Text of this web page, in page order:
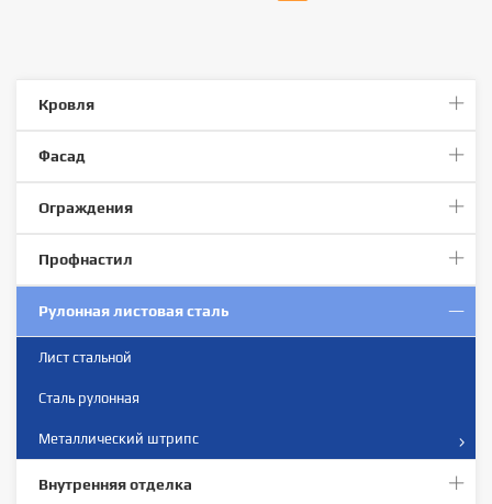
Кровля
Фасад
Ограждения
Профнастил
Рулонная листовая сталь
Лист стальной
Сталь рулонная
Металлический штрипс
Внутренняя отделка